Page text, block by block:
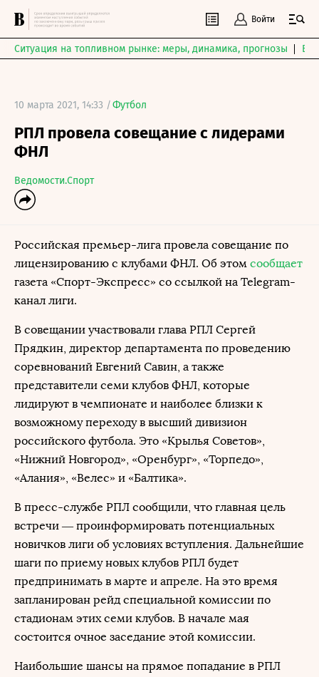
Войти
Ситуация на топливном рынке: меры, динамика, прогнозы
10 марта 2021, 14:33 /Футбол
РПЛ провела совещание с лидерами
ФНЛ
Ведомости.Спорт
Российская премьер-лига провела совещание по
лицензированию с клубами ФНЛ. Об этом сообщает
газета «Спорт-Экспресс» со ссылкой на Telegram-
канал лиги.
В совещании участвовали глава РПЛ Сергей
Прядкин, директор департамента по проведению
соревнований Евгений Савин, а также
представители семи клубов ФНЛ, которые
лидируют в чемпионате и наиболее близки к
возможному переходу в высший дивизион
российского футбола. Это «Крылья Советов»,
«Нижний Новгород», «Оренбург», «Торпедо»,
«Алания», «Велес» и «Балтика».
В пресс-службе РПЛ сообщили, что главная цель
встречи — проинформировать потенциальных
новичков лиги об условиях вступления. Дальнейшие
шаги по приему новых клубов РПЛ будет
предпринимать в марте и апреле. На это время
запланирован рейд специальной комиссии по
стадионам этих семи клубов. В начале мая
состоится очное заседание этой комиссии.
Наибольшие шансы на прямое попадание в РПЛ